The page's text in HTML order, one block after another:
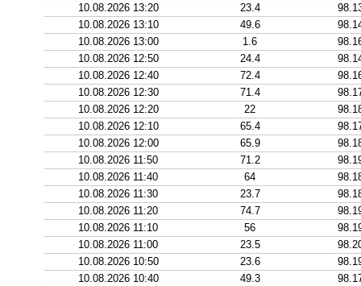
10.08.2026 13:20
23.4
10.08.2026 13:10
49.6
10.08.2026 13:00
1.6
10.08.2026 12:50
24.4
10.08.2026 12:40
72.4
10.08.2026 12:30
71.4
10.08.2026 12:20
22
10.08.2026 12:10
65.4
10.08.2026 12:00
65.9
10.08.2026 11:50
71.2
10.08.2026 11:40
64
10.08.2026 11:30
23.7
10.08.2026 11:20
74.7
10.08.2026 11:10
56
10.08.2026 11:00
23.5
10.08.2026 10:50
23.6
10.08.2026 10:40
49.3